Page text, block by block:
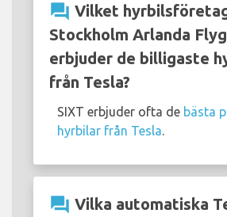
question_answer Vilket
Stockholm Arlanda
erbjuder de billigaste
från Tesla?
SIXT erbjuder ofta de bästa
hyrbilar från Tesla
question_answer Vilka automatiska